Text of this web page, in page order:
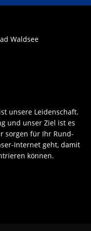
Waldsee
unsere Leidenschaft.
und unser Ziel ist es
sorgen für Ihr Rund-
Internet geht, damit
können.